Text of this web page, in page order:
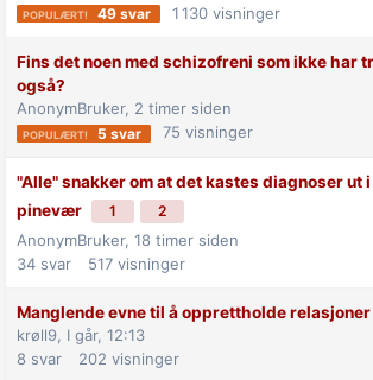
49 svar 1 130 visninger
Fins det noen med schizofreni som ikke har
også?
AnonymBruker, 2 timer siden
5 svar 75 visninger
"Alle" snakker om at det kastes diagnoser ut
pinevær
1 2
AnonymBruker, 18 timer siden
34 svar 517 visninger
Manglende evne til å opprettholde relasjoner
krøll9, I går, 12:13
8 svar 202 visninger